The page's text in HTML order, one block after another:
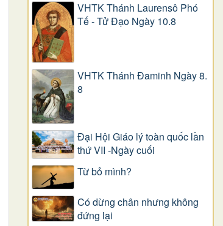
VHTK Thánh Laurensô Phó
Tế - Tử Đạo Ngày 10.8
VHTK Thánh Đaminh Ngày 8.
8
Đại Hội Giáo lý toàn quốc lần
thứ VII -Ngày cuối
Từ bỏ mình?
Có dừng chân nhưng không
đứng lại